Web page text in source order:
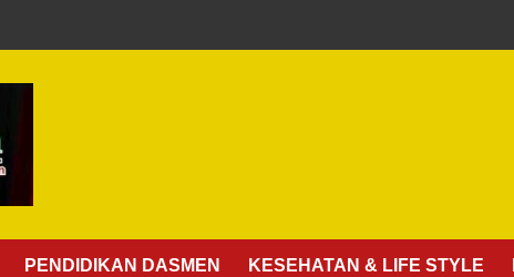
PENDIDIKAN DASMEN KESEHATAN & LIFE STYLE